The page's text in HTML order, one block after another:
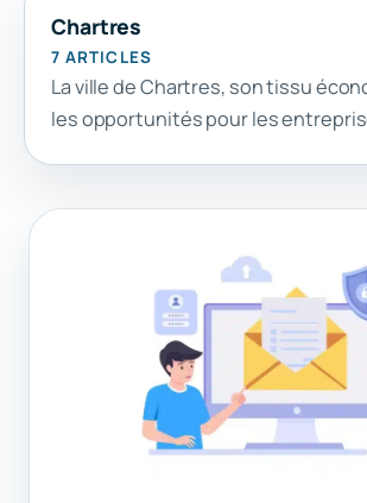
Chartres
7 ARTICLES
La ville de Chartres, son tissu
les opportunités pour les